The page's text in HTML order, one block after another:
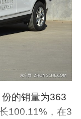
的销量为363
100.11%，在3